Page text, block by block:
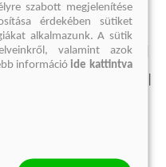
felmondási nyilatkozat
szabott megjelenítése
érdekében sütiket
alkalmazunk. A sütik
valamint azok
információide kattintva